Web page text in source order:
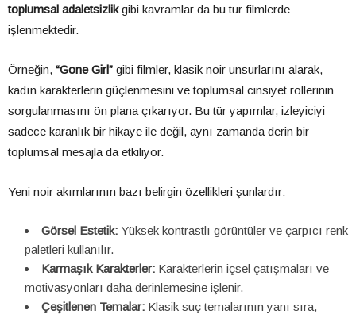
toplumsal adaletsizlikgibi kavramlar da bu tür filmlerde
işlenmektedir.
Örneğin, “Gone Girl” gibi filmler, klasik noir unsurlarını alarak,
kadın karakterlerin güçlenmesini ve toplumsal cinsiyet rollerinin
sorgulanmasını ön plana çıkarıyor. Bu tür yapımlar, izleyiciyi
sadece karanlık bir hikaye ile değil, aynı zamanda derin bir
toplumsal mesajla da etkiliyor.
Yeni noir akımlarının bazı belirgin özellikleri şunlardır:
Görsel Estetik: Yüksek kontrastlı görüntüler ve çarpıcı renk
paletleri kullanılır.
Karmaşık Karakterler: Karakterlerin içsel çatışmaları ve
motivasyonları daha derinlemesine işlenir.
Çeşitlenen Temalar: Klasik suç temalarının yanı sıra,